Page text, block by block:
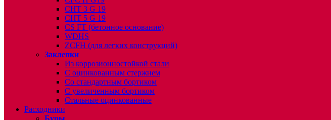
CHT 3 G 19
CHT 5 G 19
CS FT (бетонное основание)
WDHS
ZCFH (для легких конструкций)
Заклепки
Из коррозионностойкой стали
С оцинкованным стержнем
Со стандартным бортиком
С увеличенным бортиком
Стальные оцинкованные
Расходники
Буры